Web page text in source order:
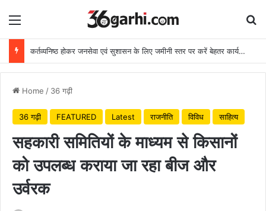
Menu
कर्तव्यनिष्ठ होकर जनसेवा एवं सुशासन के लिए जमीनी स्तर पर करें बेहतर कार्य: मुख्यमंत्री
Home / 36 गढ़ी
36 गढ़ी FEATURED Latest राजनीति विविध साहित्य
सहकारी समितियों के माध्यम से किसानों
को उपलब्ध कराया जा रहा बीज और
उर्वरक